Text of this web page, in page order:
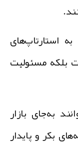
مسئولیت
به‌جای بازار
بکر و پایدار